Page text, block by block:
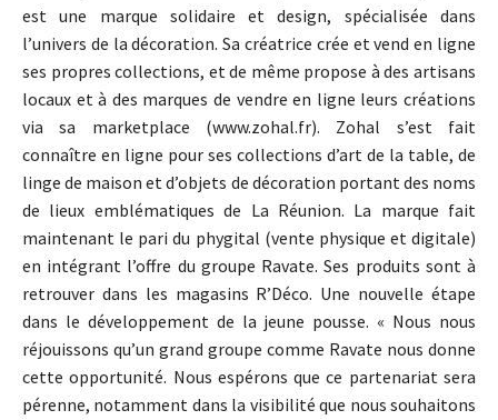
est une marque solidaire et design, spécialisée dans
l’univers de la décoration. Sa créatrice crée et vend en ligne
ses propres collections, et de même propose à des artisans
locaux et à des marques de vendre en ligne leurs créations
via sa marketplace (www.zohal.fr). Zohal s’est fait
connaître en ligne pour ses collections d’art de la table, de
linge de maison et d’objets de décoration portant des noms
de lieux emblématiques de La Réunion. La marque fait
maintenant le pari du phygital (vente physique et digitale)
en intégrant l’offre du groupe Ravate. Ses produits sont à
retrouver dans les magasins R’Déco. Une nouvelle étape
dans le développement de la jeune pousse. « Nous nous
réjouissons qu’un grand groupe comme Ravate nous donne
cette opportunité. Nous espérons que ce partenariat sera
pérenne, notamment dans la visibilité que nous souhaitons